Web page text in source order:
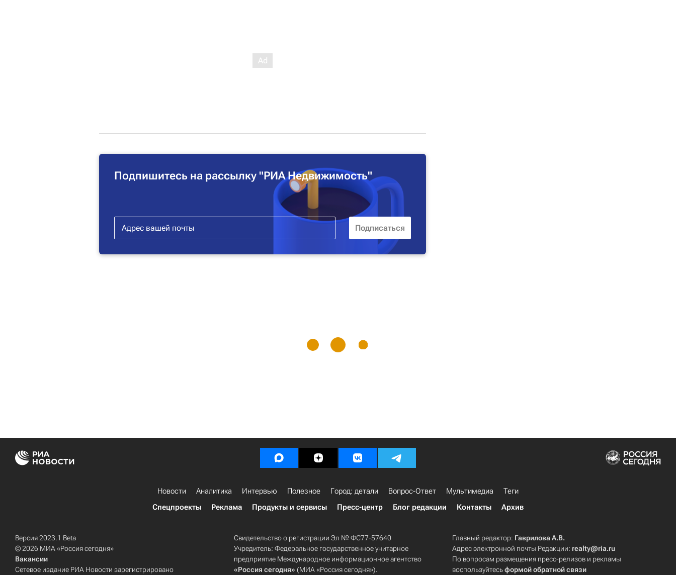
Подпишитесь на рассылку "РИА Недвижимость"
Новости Аналитика Интервью Полезное Город: детали Вопрос-Ответ Мультимедиа
Теги
Спецпроекты
Реклама Продукты и сервисы Пресс-центр Блог редакции Контакты Архив
Версия 2023.1 Beta
© 2026 МИА «Россия сегодня»
Вакансии
Сетевое издание РИА Новости зарегистрировано
Свидетельство о регистрации Эл № ФС77-57640
Учредитель: Федеральное государственное унитарное
предприятие Международное информационное агентство
«Россия сегодня» (МИА «Россия сегодня»).
Главный редактор: Гаврилова А.В.
Адрес электронной почты Редакции: realty@ria.ru
По вопросам размещения пресс-релизов и рекламы
воспользуйтесьформой обратной связи